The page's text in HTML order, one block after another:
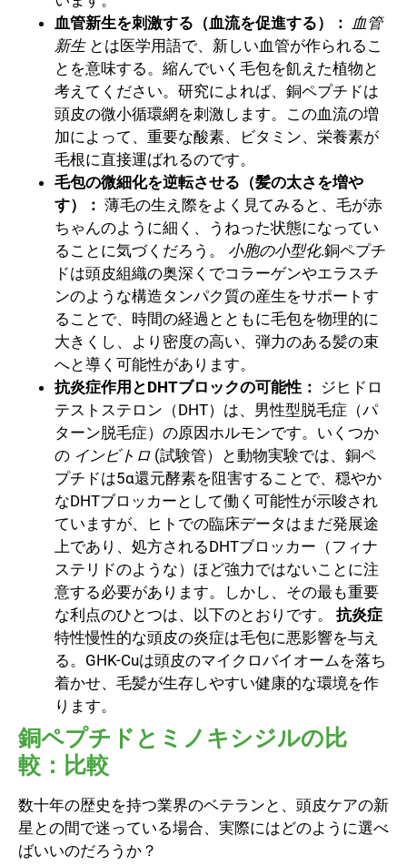
血管新生を刺激する（血流を促進する）： 血管
新生とは医学用語で、新しい血管が作られるこ
とを意味する。縮んでいく毛包を飢えた植物と
考えてください。研究によれば、銅ペプチドは
頭皮の微小循環網を刺激します。この血流の増
加によって、重要な酸素、ビタミン、栄養素が
毛根に直接運ばれるのです。
毛包の微細化を逆転させる（髪の太さを増や
す）： 薄毛の生え際をよく見てみると、毛が赤
ちゃんのように細く、うねった状態になってい
ることに気づくだろう。 小胞の小型化.銅ペプチ
ドは頭皮組織の奥深くでコラーゲンやエラスチ
ンのような構造タンパク質の産生をサポートす
ることで、時間の経過とともに毛包を物理的に
大きくし、より密度の高い、弾力のある髪の束
へと導く可能性があります。
抗炎症作用とDHTブロックの可能性： ジヒドロ
テストステロン（DHT）は、男性型脱毛症（パ
ターン脱毛症）の原因ホルモンです。いくつか
の インビトロ (試験管）と動物実験では、銅ペ
プチドは5α還元酵素を阻害することで、穏やか
なDHTブロッカーとして働く可能性が示唆され
ていますが、ヒトでの臨床データはまだ発展途
上であり、処方されるDHTブロッカー（フィナ
ステリドのような）ほど強力ではないことに注
意する必要があります。しかし、その最も重要
な利点のひとつは、以下のとおりです。 抗炎症
特性慢性的な頭皮の炎症は毛包に悪影響を与え
る。GHK-Cuは頭皮のマイクロバイオームを落ち
着かせ、毛髪が生存しやすい健康的な環境を作
ります。
銅ペプチドとミノキシジルの比
較：比較
数十年の歴史を持つ業界のベテランと、頭皮ケアの新
星との間で迷っている場合、実際にはどのように選べ
ばいいのだろうか？